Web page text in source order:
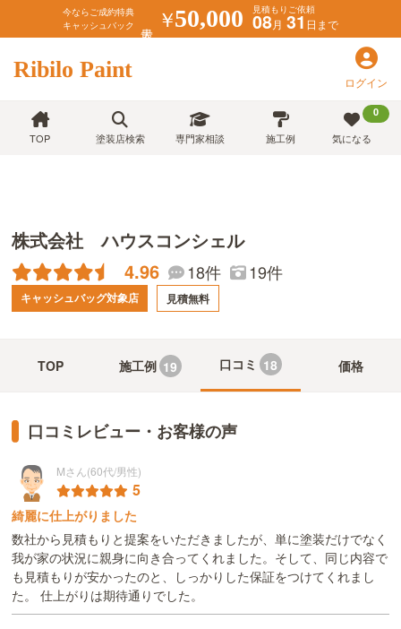
今ならご成約特典
キャッシュバック
￥50,000 見積もりご依頼
08月 31日まで
Ribilo Paint ログイン
TOP 塗装店検索 専門家相談 施工例
0
気になる
株式会社 ハウスコンシェル
4.96 18件 19件
キャッシュバッグ対象店 見積無料
TOP 施工例 19 口コミ 18 価格
口コミレビュー・お客様の声
Mさん(60代/男性)
5
綺麗に仕上がりました
数社から見積もりと提案をいただきましたが、単に塗装だけでなく
我が家の状況に親身に向き合ってくれました。そして、同じ内容で
も見積もりが安かったのと、しっかりした保証をつけてくれまし
た。 仕上がりは期待通りでした。